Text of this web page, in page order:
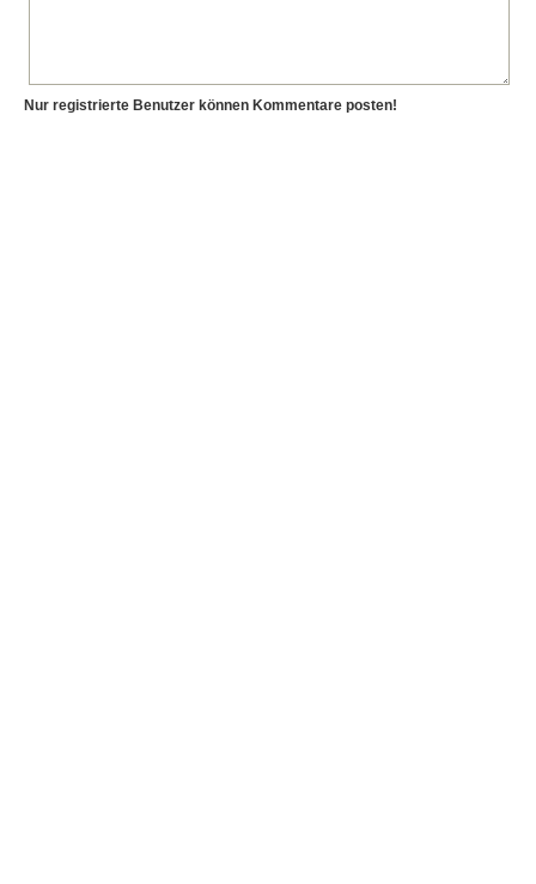
Nur registrierte Benutzer können Kommentare posten!